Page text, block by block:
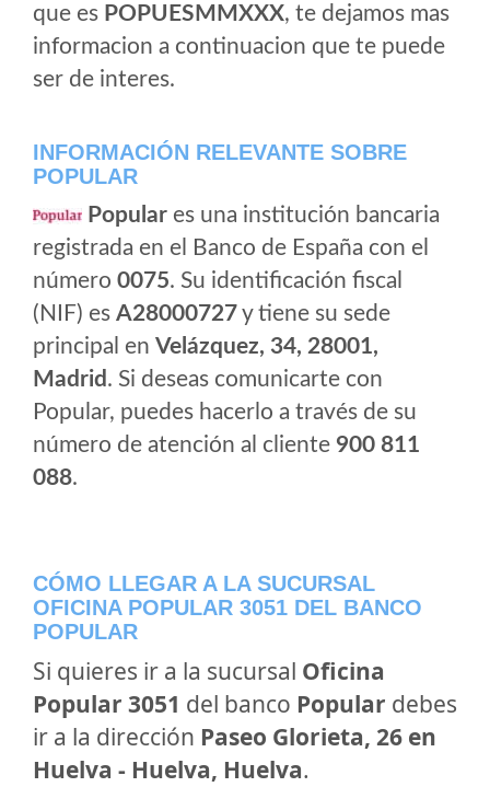
que es POPUESMMXXX, te dejamos mas
informacion a continuacion que te puede
ser de interes.
INFORMACIÓN RELEVANTE SOBRE
POPULAR
Popular es una institución bancaria
registrada en el Banco de España con el
número 0075. Su identificación fiscal
(NIF) es A28000727y tiene su sede
principal en Velázquez, 34, 28001,
Madrid . Si deseas comunicarte con
Popular, puedes hacerlo a través de su
número de atención al cliente 900 811
088.
CÓMO LLEGAR A LA SUCURSAL
OFICINA POPULAR 3051 DEL BANCO
POPULAR
Si quieres ir a la sucursal Oficina
Popular 3051 del banco Popular debes
ir a la dirección Paseo Glorieta, 26 en
Huelva - Huelva, Huelva.